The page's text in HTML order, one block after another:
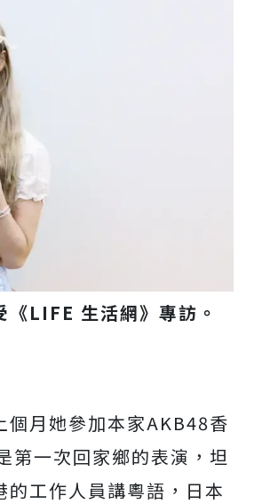
《LIFE 生活網》專訪 。
個月她參加本家AKB48香
第一次回家鄉的表演，坦
工作人員講粵語，日本